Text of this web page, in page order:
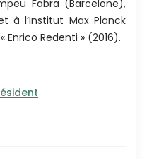
Fabra (Barcelone),
à l’Institut Max Planck
Enrico Redenti » (2016).